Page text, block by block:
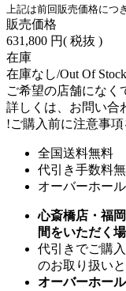
上記は前回販売価格につ
販売価格
631,800 円( 税抜 )
在庫
在庫なし/Out Of Stock
ご希望の店舗になく
詳しくは、お問い合
!ご購入前に注意事項
全国送料無料
代引き手数料
オーバーホー
心斎橋店・福
間をいただく
代引きでご購
のお取り扱いと
オーバーホー